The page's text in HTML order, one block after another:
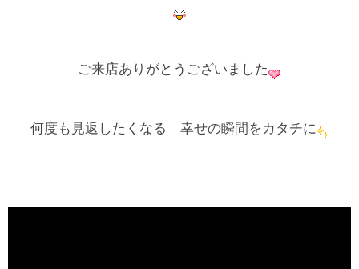
ご来店ありがとうございました
何度も見返したくなる 幸せの瞬間をカタチに